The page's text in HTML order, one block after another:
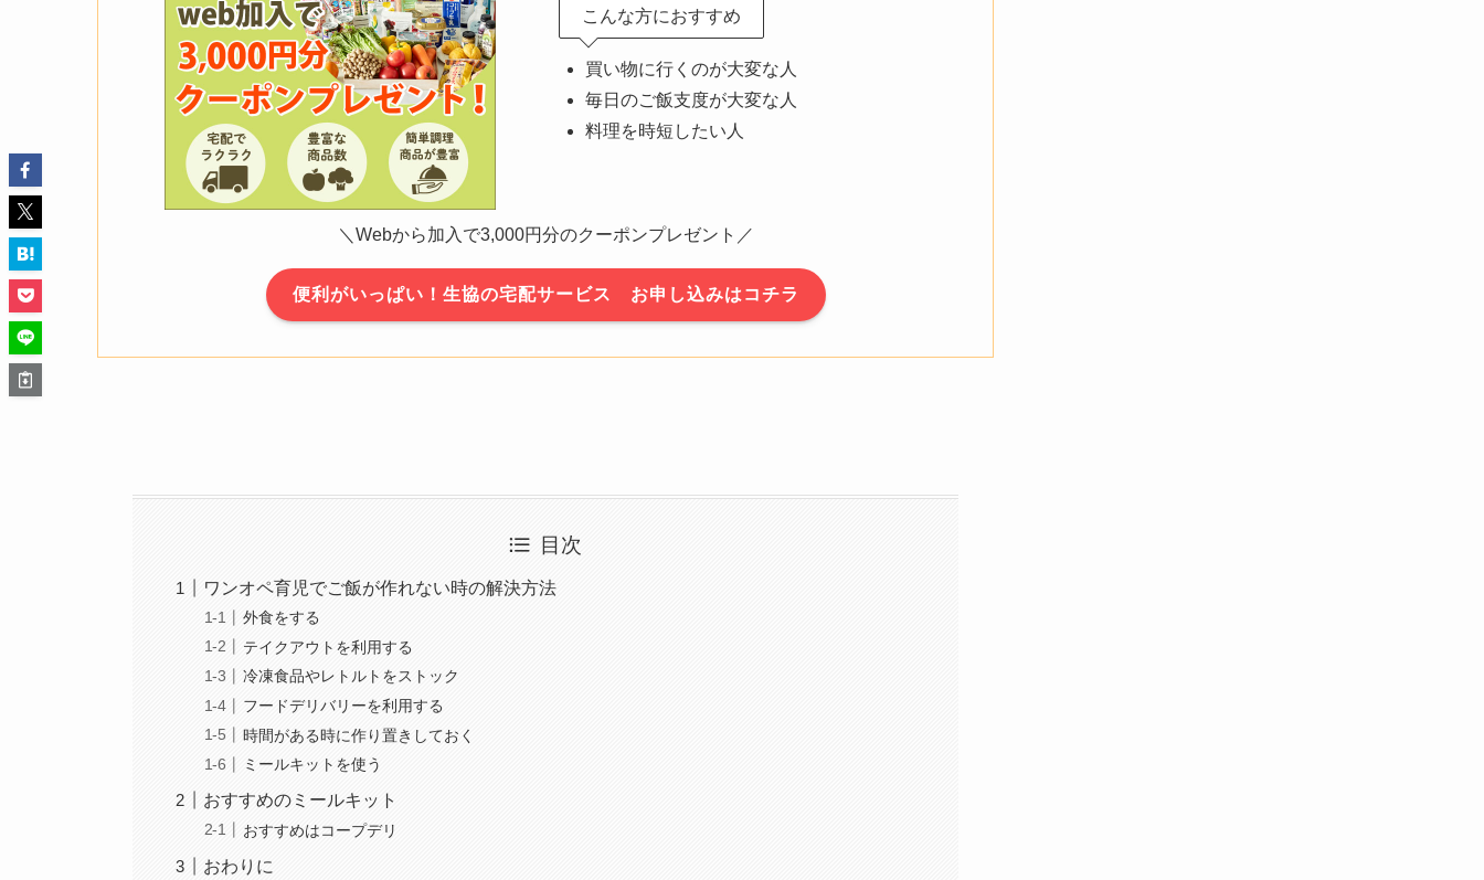
こんな方におすすめ
買い物に行くのが大変な人
毎日のご飯支度が大変な人
料理を時短したい人
＼Webから加入で3,000円分のクーポンプレゼント／
便利がいっぱい！生協の宅配サービス お申し込みはコチラ
目次
ワンオペ育児でご飯が作れない時の解決方法
外食をする
テイクアウトを利用する
冷凍食品やレトルトをストック
フードデリバリーを利用する
時間がある時に作り置きしておく
ミールキットを使う
おすすめのミールキット
おすすめはコープデリ
おわりに